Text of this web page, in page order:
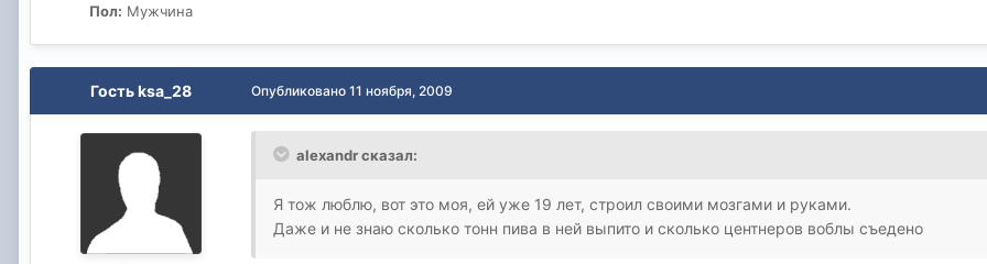
Пол: Мужчина
Гость ksa_28 Опубликовано 11 ноября, 2009
alexandr сказал:
Я тож люблю, вот это моя, ей уже 19 лет, строил своими мозгами и руками.
Даже и не знаю сколько тонн пива в ней выпито и сколько центнеров воблы съедено